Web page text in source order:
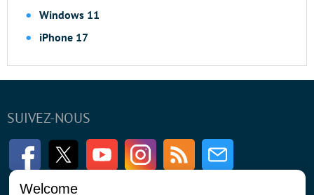
Windows 11
iPhone 17
SUIVEZ-NOUS
FacebookTwitter Youtube InstagramRSS Newsletter
Welcome